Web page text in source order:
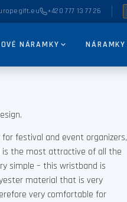
+420 777 13 77 26
NÁRAMKY NÁRAMKY
festival and event organizers,
the most attractive of all the
simple – this wristband is
material that is very
very comfortable for